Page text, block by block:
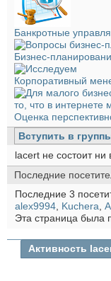
Банкротные
Бизнес-
Корпоративный
Оценка
Вступить в
lacert не состоит ни
Последние
Последние 3
alex9994 Kuchera
Эта страница была
Активность